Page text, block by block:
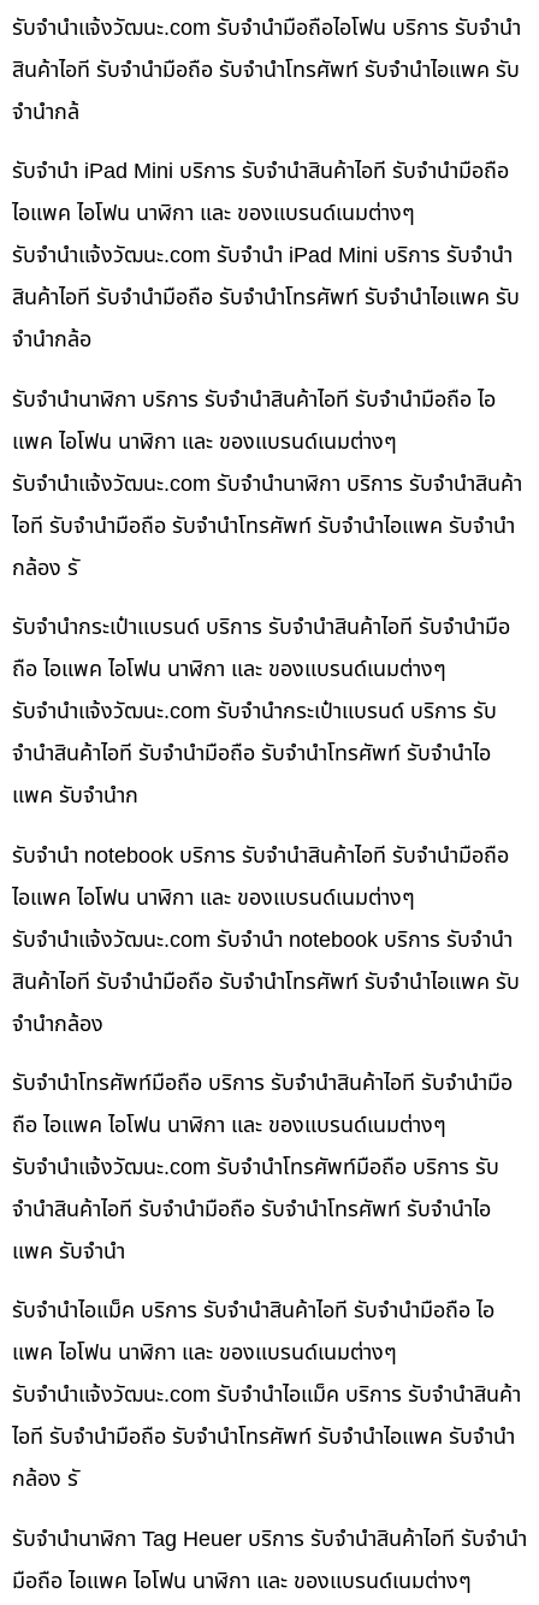
รับจํานําแจ้งวัฒนะ.com รับจำนำมือถือไอโฟน บริการ รับจำนำ
สินค้าไอที รับจำนำมือถือ รับจำนำโทรศัพท์ รับจำนำไอแพค รับ
จำนำกล้
รับจำนำ iPad Mini บริการ รับจำนำสินค้าไอที รับจำนำมือถือ
ไอแพค ไอโฟน นาฬิกา และ ของแบรนด์เนมต่างๆ
รับจํานําแจ้งวัฒนะ.com รับจำนำ iPad Mini บริการ รับจำนำ
สินค้าไอที รับจำนำมือถือ รับจำนำโทรศัพท์ รับจำนำไอแพค รับ
จำนำกล้อ
รับจำนำนาฬิกา บริการ รับจำนำสินค้าไอที รับจำนำมือถือ ไอ
แพค ไอโฟน นาฬิกา และ ของแบรนด์เนมต่างๆ
รับจํานําแจ้งวัฒนะ.com รับจำนำนาฬิกา บริการ รับจำนำสินค้า
ไอที รับจำนำมือถือ รับจำนำโทรศัพท์ รับจำนำไอแพค รับจำนำ
กล้อง รั
รับจำนำกระเป๋าแบรนด์ บริการ รับจำนำสินค้าไอที รับจำนำมือ
ถือ ไอแพค ไอโฟน นาฬิกา และ ของแบรนด์เนมต่างๆ
รับจํานําแจ้งวัฒนะ.com รับจำนำกระเป๋าแบรนด์ บริการ รับ
จำนำสินค้าไอที รับจำนำมือถือ รับจำนำโทรศัพท์ รับจำนำไอ
แพค รับจำนำก
รับจำนำ notebook บริการ รับจำนำสินค้าไอที รับจำนำมือถือ
ไอแพค ไอโฟน นาฬิกา และ ของแบรนด์เนมต่างๆ
รับจํานําแจ้งวัฒนะ.com รับจำนำ notebook บริการ รับจำนำ
สินค้าไอที รับจำนำมือถือ รับจำนำโทรศัพท์ รับจำนำไอแพค รับ
จำนำกล้อง
รับจำนำโทรศัพท์มือถือ บริการ รับจำนำสินค้าไอที รับจำนำมือ
ถือ ไอแพค ไอโฟน นาฬิกา และ ของแบรนด์เนมต่างๆ
รับจํานําแจ้งวัฒนะ.com รับจำนำโทรศัพท์มือถือ บริการ รับ
จำนำสินค้าไอที รับจำนำมือถือ รับจำนำโทรศัพท์ รับจำนำไอ
แพค รับจำนำ
รับจำนำไอแม็ค บริการ รับจำนำสินค้าไอที รับจำนำมือถือ ไอ
แพค ไอโฟน นาฬิกา และ ของแบรนด์เนมต่างๆ
รับจํานําแจ้งวัฒนะ.com รับจำนำไอแม็ค บริการ รับจำนำสินค้า
ไอที รับจำนำมือถือ รับจำนำโทรศัพท์ รับจำนำไอแพค รับจำนำ
กล้อง รั
รับจำนำนาฬิกา Tag Heuer บริการ รับจำนำสินค้าไอที รับจำนำ
มือถือ ไอแพค ไอโฟน นาฬิกา และ ของแบรนด์เนมต่างๆ